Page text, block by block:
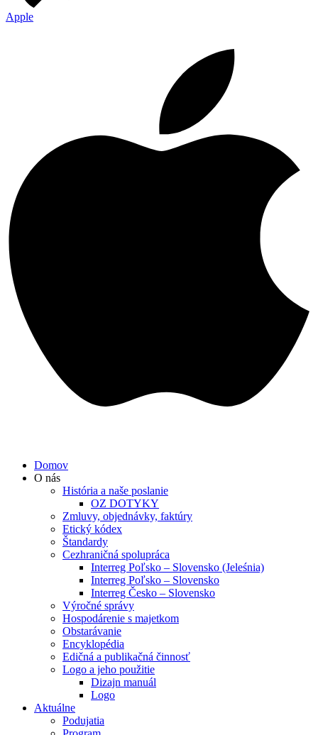
Apple
Domov
O nás
História a naše poslanie
OZ DOTYKY
Zmluvy, objednávky, faktúry
Etický kódex
Štandardy
Cezhraničná spolupráca
Interreg Poľsko – Slovensko (Jeleśnia)
Interreg Poľsko – Slovensko
Interreg Česko – Slovensko
Výročné správy
Hospodárenie s majetkom
Obstarávanie
Encyklopédia
Edičná a publikačná činnosť
Logo a jeho použitie
Dizajn manuál
Logo
Aktuálne
Podujatia